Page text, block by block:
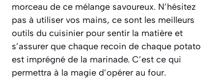
morceau de ce mélange savoureux. N’hésitez
pas à utiliser vos mains, ce sont les meilleurs
outils du cuisinier pour sentir la matière et
s’assurer que chaque recoin de chaque potato
est imprégné de la marinade. C’est ce qui
permettra à la magie d’opérer au four.